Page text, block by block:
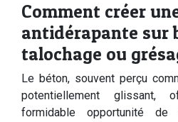
Comment créer
antidérapante sur
talochage ou
Le béton, souvent perçu
potentiellement
formidable opportunité de